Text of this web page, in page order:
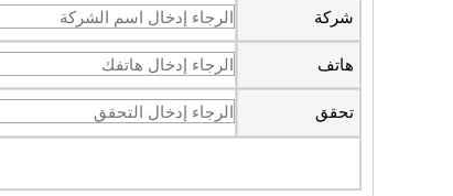
شركة
هاتف
تحقق